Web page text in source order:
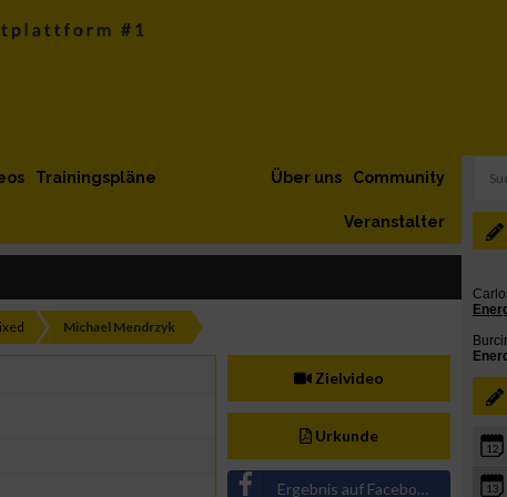
Trainingspläne Community
Über uns
Veranstalter
Michael Mendrzyk
Zielvideo
Urkunde
Ergebnis auf Facebook teilen
12
13